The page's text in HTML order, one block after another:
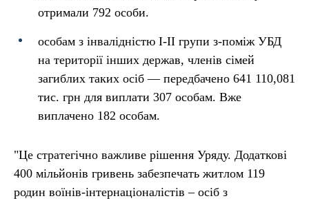
отримали 792 особи.
особам з інвалідністю I-II групи з-поміж УБД
на території інших держав, членів сімей
загиблих таких осіб — передбачено 641 110,081
тис. грн для виплати 307 особам. Вже
виплачено 182 особам.
"Це стратегічно важливе рішення Уряду. Додаткові
400 мільйонів гривень забезпечать житлом 119
родин воїнів-інтернаціоналістів – осіб з